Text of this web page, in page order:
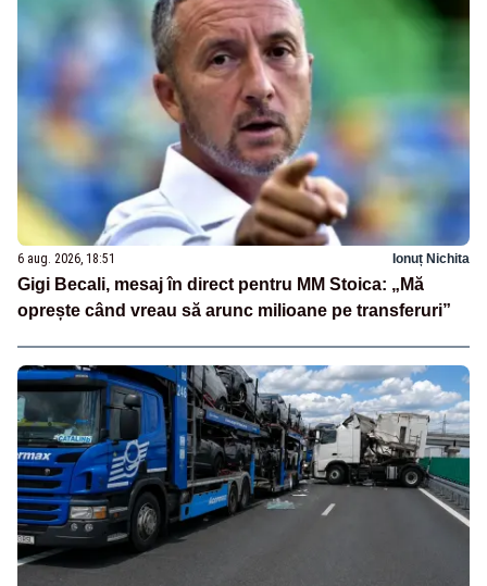
6 aug. 2026, 18:51 Ionuț Nichita
Gigi Becali, mesaj în direct pentru MM Stoica: „Mă
oprește când vreau să arunc milioane pe transferuri”